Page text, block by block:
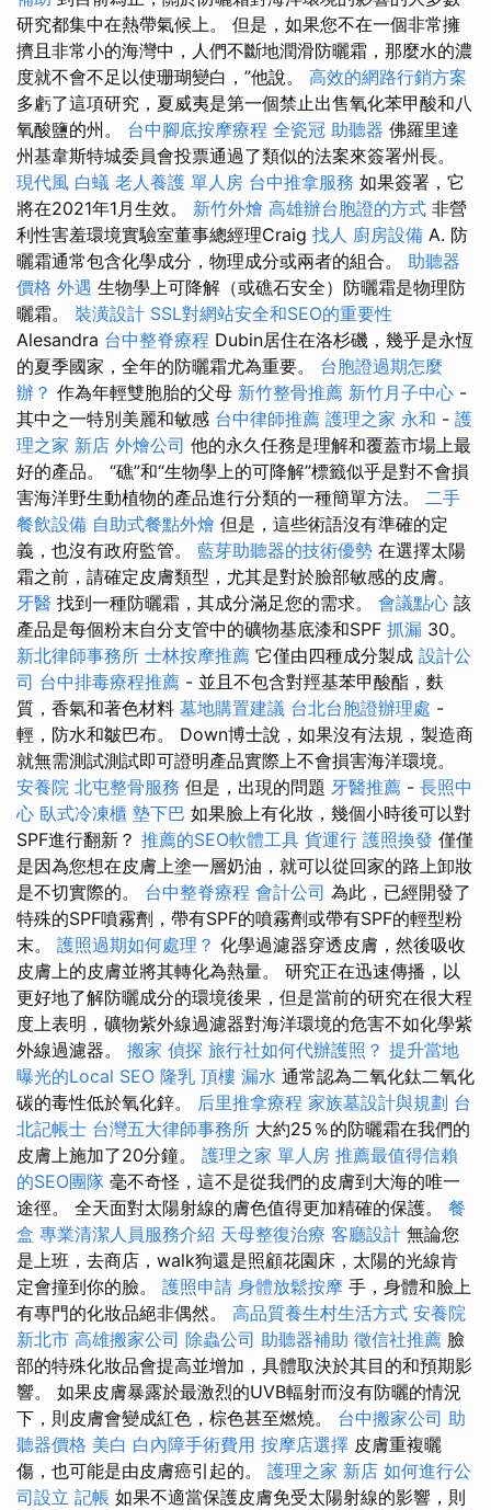
研究都集中在熱帶氣候上。 但是，如果您不在一個非常擁
擠且非常小的海灣中，人們不斷地潤滑防曬霜，那麼水的濃
度就不會不足以使珊瑚變白，”他說。 高效的網路行銷方案
多虧了這項研究，夏威夷是第一個禁止出售氧化苯甲酸和八
氧酸鹽的州。 台中腳底按摩療程 全瓷冠 助聽器 佛羅里達
州基韋斯特城委員會投票通過了類似的法案來簽署州長。
現代風 白蟻 老人養護 單人房 台中推拿服務 如果簽署，它
將在2021年1月生效。 新竹外燴 高雄辦台胞證的方式 非營
利性害羞環境實驗室董事總經理Craig 找人 廚房設備 A. 防
曬霜通常包含化學成分，物理成分或兩者的組合。 助聽器
價格 外遇 生物學上可降解（或礁石安全）防曬霜是物理防
曬霜。 裝潢設計 SSL對網站安全和SEO的重要性
Alesandra 台中整脊療程 Dubin居住在洛杉磯，幾乎是永恆
的夏季國家，全年的防曬霜尤為重要。 台胞證過期怎麼
辦？ 作為年輕雙胞胎的父母 新竹整骨推薦 新竹月子中心 -
其中之一特別美麗和敏感 台中律師推薦 護理之家 永和 - 護
理之家 新店 外燴公司 他的永久任務是理解和覆蓋市場上最
好的產品。 “礁”和“生物學上的可降解”標籤似乎是對不會損
害海洋野生動植物的產品進行分類的一種簡單方法。 二手
餐飲設備 自助式餐點外燴 但是，這些術語沒有準確的定
義，也沒有政府監管。 藍芽助聽器的技術優勢 在選擇太陽
霜之前，請確定皮膚類型，尤其是對於臉部敏感的皮膚。
牙醫 找到一種防曬霜，其成分滿足您的需求。 會議點心 該
產品是每個粉末自分支管中的礦物基底漆和SPF 抓漏 30。
新北律師事務所 士林按摩推薦 它僅由四種成分製成 設計公
司 台中排毒療程推薦 - 並且不包含對羥基苯甲酸酯，麩
質，香氣和著色材料 墓地購置建議 台北台胞證辦理處 -
輕，防水和皺巴布。 Down博士說，如果沒有法規，製造商
就無需測試測試即可證明產品實際上不會損害海洋環境。
安養院 北屯整骨服務 但是，出現的問題 牙醫推薦 - 長照中
心 臥式冷凍櫃 墊下巴 如果臉上有化妝，幾個小時後可以對
SPF進行翻新？ 推薦的SEO軟體工具 貨運行 護照換發 僅僅
是因為您想在皮膚上塗一層奶油，就可以從回家的路上卸妝
是不切實際的。 台中整脊療程 會計公司 為此，已經開發了
特殊的SPF噴霧劑，帶有SPF的噴霧劑或帶有SPF的輕型粉
末。 護照過期如何處理？ 化學過濾器穿透皮膚，然後吸收
皮膚上的皮膚並將其轉化為熱量。 研究正在迅速傳播，以
更好地了解防曬成分的環境後果，但是當前的研究在很大程
度上表明，礦物紫外線過濾器對海洋環境的危害不如化學紫
外線過濾器。 搬家 偵探 旅行社如何代辦護照？ 提升當地
曝光的Local SEO 隆乳 頂樓 漏水 通常認為二氧化鈦二氧化
碳的毒性低於氧化鋅。 后里推拿療程 家族墓設計與規劃 台
北記帳士 台灣五大律師事務所 大約25％的防曬霜在我們的
皮膚上施加了20分鐘。 護理之家 單人房 推薦最值得信賴
的SEO團隊 毫不奇怪，這不是從我們的皮膚到大海的唯一
途徑。 全天面對太陽射線的膚色值得更加精確的保護。 餐
盒 專業清潔人員服務介紹 天母整復治療 客廳設計 無論您
是上班，去商店，walk狗還是照顧花園床，太陽的光線肯
定會撞到你的臉。 護照申請 身體放鬆按摩 手，身體和臉上
有專門的化妝品絕非偶然。 高品質養生村生活方式 安養院
新北市 高雄搬家公司 除蟲公司 助聽器補助 徵信社推薦 臉
部的特殊化妝品會提高並增加，具體取決於其目的和預期影
響。 如果皮膚暴露於最激烈的UVB輻射而沒有防曬的情況
下，則皮膚會變成紅色，棕色甚至燃燒。 台中搬家公司 助
聽器價格 美白 白內障手術費用 按摩店選擇 皮膚重複曬
傷，也可能是由皮膚癌引起的。 護理之家 新店 如何進行公
司設立 記帳 如果不適當保護皮膚免受太陽射線的影響，則